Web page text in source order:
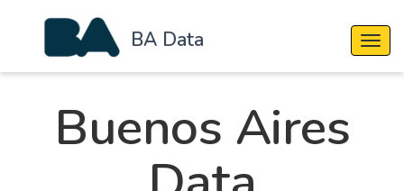
BA Data
Buenos Aires